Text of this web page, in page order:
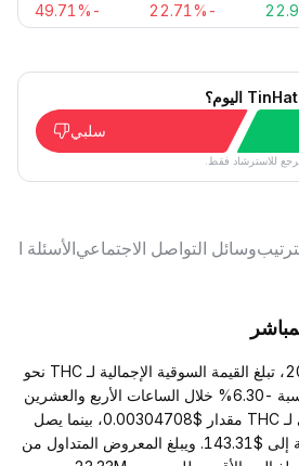
-22.71%
-49.71%
سلبي
للاسترشاد فقط.
وسائل التواصل الاجتماعيالأسئلة
اعتبارًا من 6 أغسطس 2026، تبلغ القيمة السوقية الإجمالية لـ THC نحو
$71.10K، ما يمثل تغيرًا بنسبة -6.30% خلال الساعات الأربع والعشرين
الماضية. ويبلغ السعر الحالي لـ THC مقدار $0.00304708، بينما يصل
حجم التداول خلال 24 ساعة إلى $143.31. ويبلغ المعروض المتداول من